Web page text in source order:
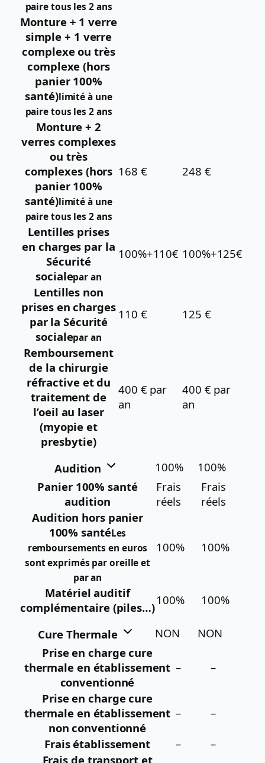
paire tous les 2 ans
Monture + 1 verre
simple + 1 verre
complexe ou très
complexe (hors
panier 100%
santé)limité à une
paire tous les 2 ans
Monture + 2
verres complexes
ou très
complexes (hors
panier 100%
santé)limité à une
paire tous les 2 ans
168 € 248 €
Lentilles prises
en charges par la
Sécurité
socialepar an
100%+110€ 100%+125€
Lentilles non
prises en charges
par la Sécurité
socialepar an
110 € 125 €
Remboursement
de la chirurgie
réfractive et du
traitement de
l’oeil au laser
(myopie et
presbytie)
400 € par
an
400 € par
an
Audition 100%
100%
Panier 100% santé
audition
Frais
réels
Frais
réels
Audition hors panier
100% santéLes
remboursements en euros
sont exprimés par oreille et
par an
100% 100%
Matériel auditif
complémentaire (piles…)
100% 100%
Cure Thermale NON
NON
Prise en charge cure
thermale en établissement
conventionné
– –
Prise en charge cure
thermale en établissement
non conventionné
– –
Frais établissement –
–
Frais de transport et